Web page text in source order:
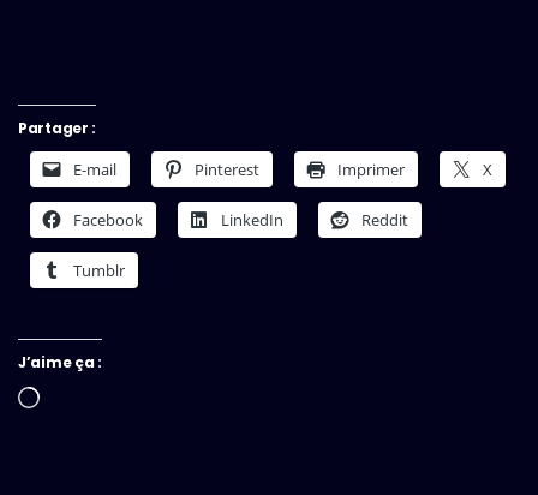
Partager :
E-mail Pinterest Imprimer X
Facebook LinkedIn Reddit
Tumblr
J’aime ça :
Chargement…